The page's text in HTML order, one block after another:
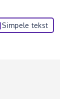
Simpele tekst